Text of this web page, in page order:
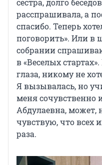
сестра, долго
расспрашивала, а
спасибо. Теперь
поговорить». Или в
собрании
в «Веселых
глаза, никому не
Я вызывалась, но
меня сочувственно
Абдулаевна, может,
чувствую, что всех
раза.